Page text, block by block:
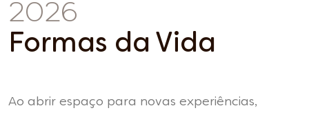
2026
Formas da Vida
Ao abrir espaço para novas experiências,